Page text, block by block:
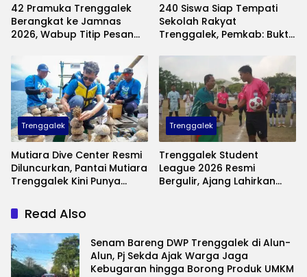
42 Pramuka Trenggalek
Berangkat ke Jamnas
2026, Wabup Titip Pesan
240 Siswa Siap Tempati
Sekolah Rakyat
Trenggalek, Pemkab: Bukti
Anak Kurang Mampu
Trenggalek
Mutiara Dive Center Resmi
Diluncurkan, Pantai Mutiara
Trenggalek Kini Punya
Andalan
Trenggalek
Trenggalek Student
League 2026 Resmi
Bergulir, Ajang Lahirkan
Read Also
Senam Bareng DWP Trenggalek di Alun-
Alun, Pj Sekda Ajak Warga Jaga
Kebugaran hingga Borong Produk UMKM